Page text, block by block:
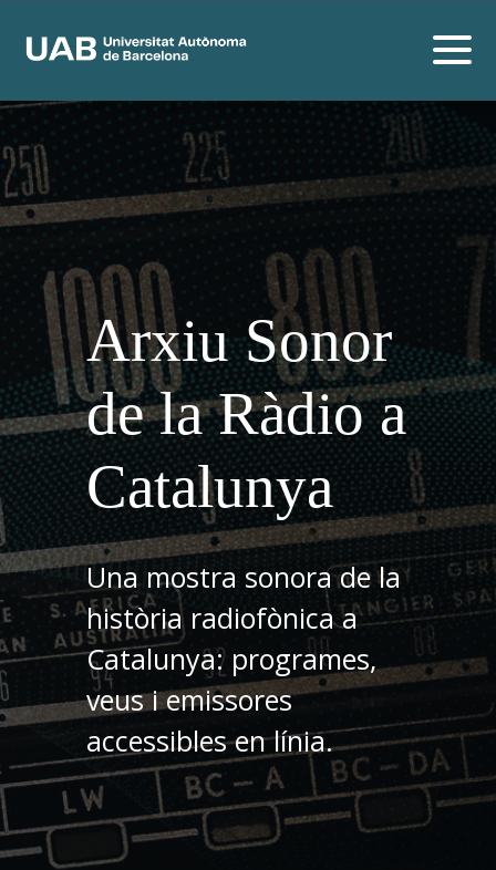
Arxiu Sonor
de la Ràdio a
Catalunya
Una mostra sonora de la
història radiofònica a
Catalunya: programes,
veus i emissores
accessibles en línia.